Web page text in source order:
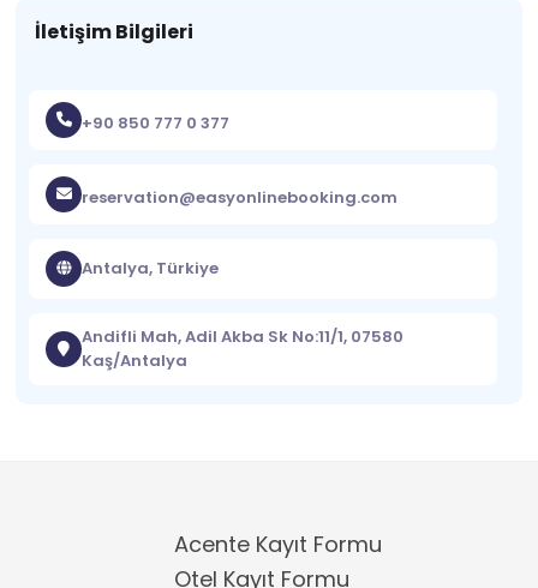
İletişim Bilgileri
+90 850 777 0 377
reservation@easyonlinebooking.com
Antalya, Türkiye
Andifli Mah, Adil Akba Sk No:11/1, 07580
Kaş/Antalya
Acente Kayıt Formu
Otel Kayıt Formu